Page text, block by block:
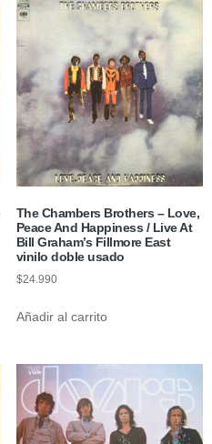
The Chambers Brothers – Love,
Peace And Happiness / Live At
Bill Graham’s Fillmore East
vinilo doble usado
$24.990
Añadir al carrito